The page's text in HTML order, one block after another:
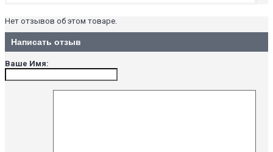
Нет отзывов об этом товаре.
Написать отзыв
Ваше Имя: